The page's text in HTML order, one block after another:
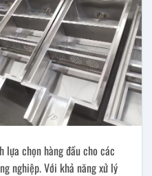
lựa chọn hàng đầu cho các
nghiệp. Với khả năng xử lý